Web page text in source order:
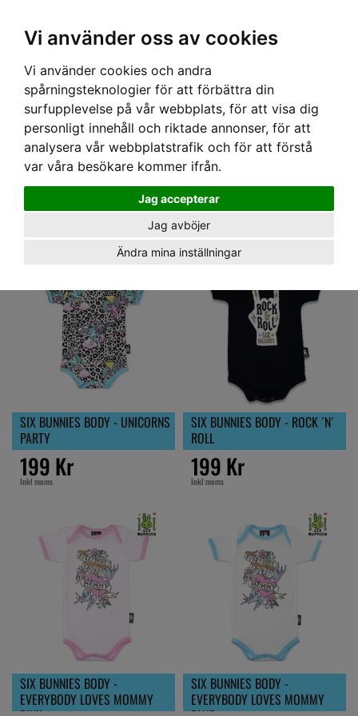
Vi använder oss av cookies
Vi använder cookies och andra
spårningsteknologier för att förbättra din
surfupplevelse på vår webbplats, för att visa dig
personligt innehåll och riktade annonser, för att
analysera vår webbplatstrafik och för att förstå
var våra besökare kommer ifrån.
Jag accepterar
Jag avböjer
Ändra mina inställningar
Hem› BABY› BODYS
BODYS
VARUMÄRKE
FÄRG
SIX BUNNIES BODY - UNICORNS
PARTY
199 Kr
Inkl moms
SIX BUNNIES BODY - ROCK ´N´
ROLL
199 Kr
Inkl moms
SIX BUNNIES BODY -
EVERYBODY LOVES MOMMY
SIX BUNNIES BODY -
EVERYBODY LOVES MOMMY